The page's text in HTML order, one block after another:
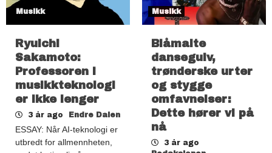
Musikk
Ryuichi
Sakamoto:
Professoren i
musikkteknologi
er ikke lenger
3 år ago Endre Dalen
ESSAY: Når AI-teknologi er
utbredt for allmennheten,
Musikk
Blåmalte
dansegulv,
trønderske urter
og stygge
omfavnelser:
Dette hører vi på
nå
3 år ago